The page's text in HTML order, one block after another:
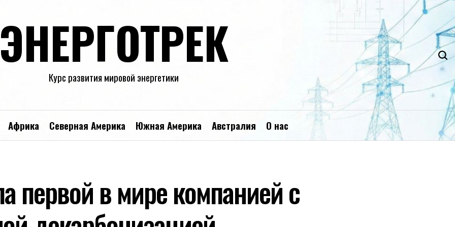
ЭНЕРГОТРЕК
Курс развития мировой энергетики
Африка Северная Америка Южная Америка Австралия О нас
первой в мире компанией с